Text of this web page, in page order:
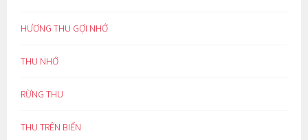
HƯƠNG THU GỢI NHỚ
THU NHỚ
RỪNG THU
THU TRÊN BIỂN